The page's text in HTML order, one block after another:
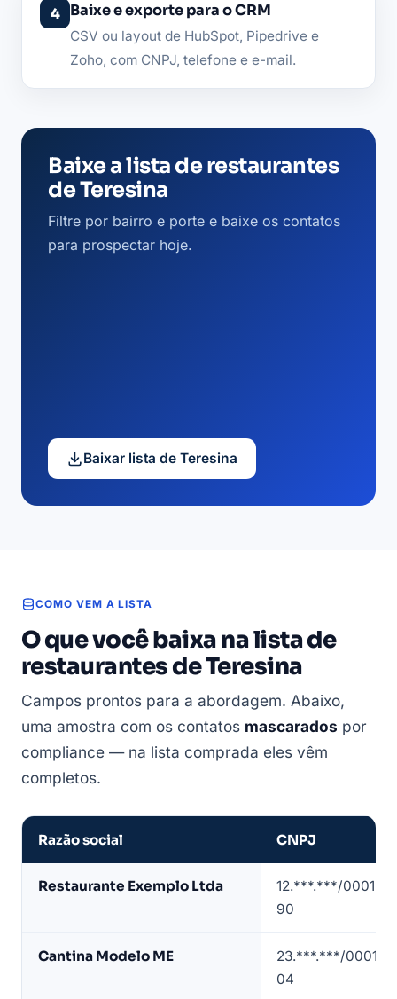
Baixe e exporte para o CRM
CSV ou layout de HubSpot, Pipedrive e
Zoho, com CNPJ, telefone e e-mail.
Baixe a lista de restaurantes
de Teresina
Filtre por bairro e porte e baixe os contatos
para prospectar hoje.
Baixar lista de Teresina
COMO VEM A LISTA
O que você baixa na lista de
restaurantes de Teresina
Campos prontos para a abordagem. Abaixo,
uma amostra com os contatos mascarados por
compliance — na lista comprada eles vêm
completos.
restaurantes
Razão social CNPJ
Restaurante Exemplo Ltda
12.***.***/0001-
90
Cantina Modelo ME
23.***.***/0001-
04